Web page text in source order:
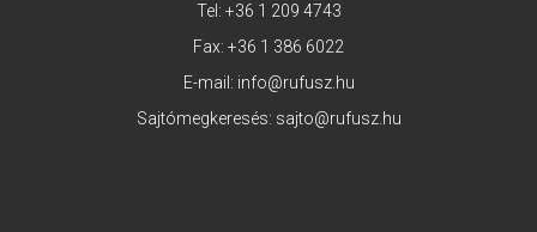
Tel: +36 1 209 4743
Fax: +36 1 386 6022
E-mail: info@rufusz.hu
Sajtómegkeresés: sajto@rufusz.hu